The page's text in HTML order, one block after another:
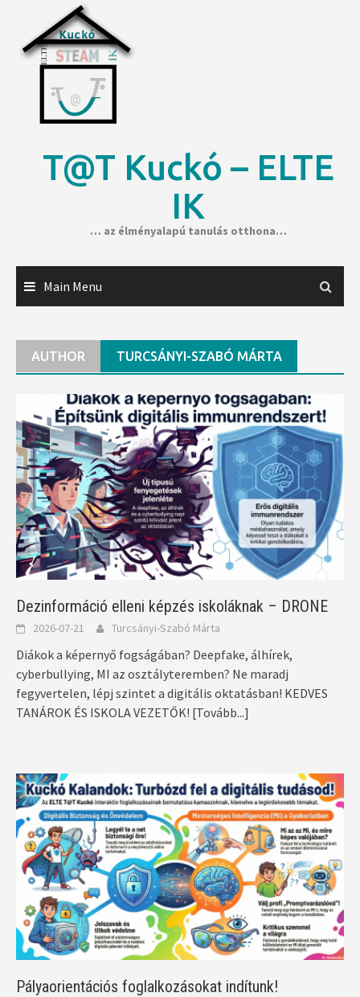
content
T@T Kuckó – ELTE
IK
… az élményalapú tanulás otthona…
Main Menu
AUTHOR TURCSÁNYI-SZABÓ MÁRTA
Dezinformáció elleni képzés iskoláknak – DRONE
2026-07-21 Turcsányi-Szabó Márta
Diákok a képernyő fogságában? Deepfake, álhírek,
cyberbullying, MI az osztályteremben? Ne maradj
fegyvertelen, lépj szintet a digitális oktatásban! KEDVES
TANÁROK ÉS ISKOLA VEZETŐK! [Tovább...]
Pályaorientációs foglalkozásokat indítunk!